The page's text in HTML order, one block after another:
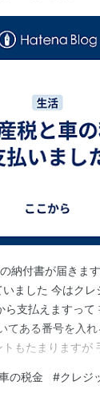
納付書が届きま
ました 今はク
支払えますっ
てある番号を入
もたまりますが
ら先に分けてい
の税金 #クレジ